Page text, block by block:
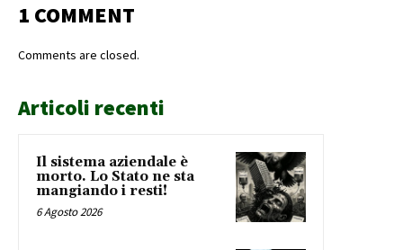
1 COMMENT
Comments are closed.
Articoli recenti
Il sistema aziendale è
morto. Lo Stato ne sta
mangiando i resti!
6 Agosto 2026